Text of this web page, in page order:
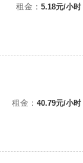
租金： 5.18元/小时
租金： 40.79元/小时